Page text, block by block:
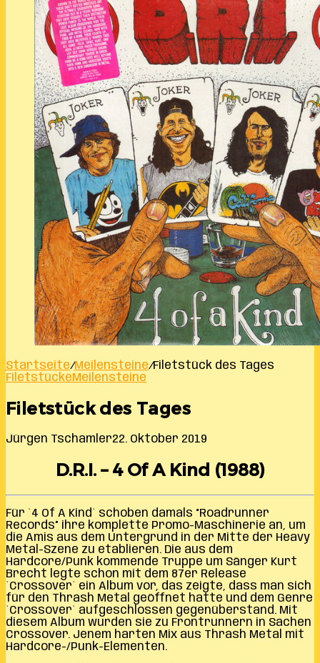
Startseite/Meilensteine/Filetstück des Tages
FiletstückeMeilensteine
Filetstück des Tages
Jürgen Tschamler22. Oktober 2019
D.R.I. – 4 Of A Kind (1988)
Für `4 Of A Kind` schoben damals “Roadrunner
Records” ihre komplette Promo-Maschinerie an, um
die Amis aus dem Untergrund in der Mitte der Heavy
Metal-Szene zu etablieren. Die aus dem
Hardcore/Punk kommende Truppe um Sänger Kurt
Brecht legte schon mit dem 87er Release
`Crossover` ein Album vor, das zeigte, dass man sich
für den Thrash Metal geöffnet hatte und dem Genre
`Crossover` aufgeschlossen gegenüberstand. Mit
diesem Album wurden sie zu Frontrunnern in Sachen
Crossover. Jenem harten Mix aus Thrash Metal mit
Hardcore-/Punk-Elementen.